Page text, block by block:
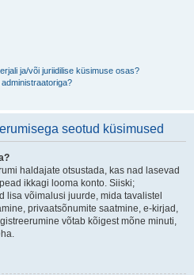
ja/või juriidilise küsimuse osas?
seotud küsimused
haldajate otsustada, kas nad lasevad
ikkagi looma konto. Siiski;
lisa võimalusi juurde, mida tavalistel
privaatsõnumite saatmine, e-kirjad,
võtab kõigest mõne minuti,